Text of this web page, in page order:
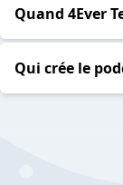
Quand 4Ever
Qui crée le